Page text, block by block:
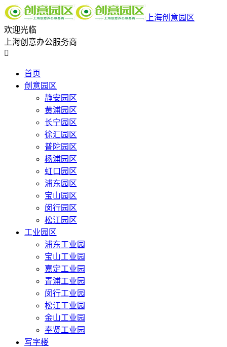
上海创意园区
欢迎光临
上海创意办公服务商

首页
创意园区
静安园区
黄浦园区
长宁园区
徐汇园区
普陀园区
杨浦园区
虹口园区
浦东园区
宝山园区
闵行园区
松江园区
工业园区
浦东工业园
宝山工业园
嘉定工业园
青浦工业园
闵行工业园
松江工业园
金山工业园
奉贤工业园
写字楼